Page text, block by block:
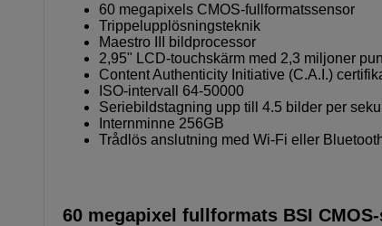
60 megapixels CMOS-fullformatssensor
Trippelupplösningsteknik
Maestro III bildprocessor
2,95" LCD-touchskärm med 2,3 miljoner
Content Authenticity Initiative (C.A.I.)
ISO-intervall 64-50000
Seriebildstagning upp till 4.5 bilder per
Internminne 256GB
Trådlös anslutning med Wi-Fi eller
60 megapixel fullformats BSI